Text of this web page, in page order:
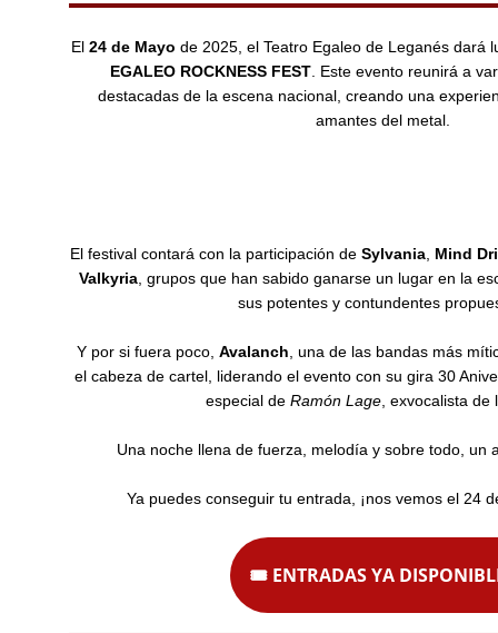
El 24 de Mayo de 2025, el Teatro Egaleo de Leganés dará
EGALEO ROCKNESS FEST. Este evento reunirá a
destacadas de la escena nacional, creando una
amantes del metal.
El festival contará con la participación de Sylvania, Mind
Valkyria, grupos que han sabido ganarse un lugar en la
sus potentes y contundentes
Y por si fuera poco, Avalanch , una de las bandas más
el cabeza de cartel, liderando el evento con su gira 30
especial de Ramón Lage, exvocalista de
Una noche llena de fuerza, melodía y sobre todo, un
Ya puedes conseguir tu entrada, ¡nos vemos el 24
🎟️ ENTRADAS YA